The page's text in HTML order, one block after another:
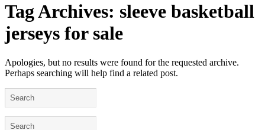
Tag Archives: sleeve basketball
jerseys for sale
Apologies, but no results were found for the requested archive.
Perhaps searching will help find a related post.